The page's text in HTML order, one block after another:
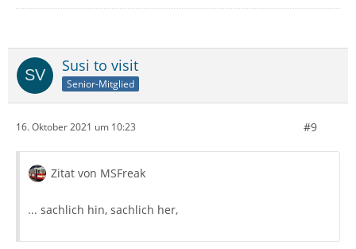
Susi to visit
Senior-Mitglied
16. Oktober 2021 um 10:23 #9
Zitat von MSFreak
... sachlich hin, sachlich her,